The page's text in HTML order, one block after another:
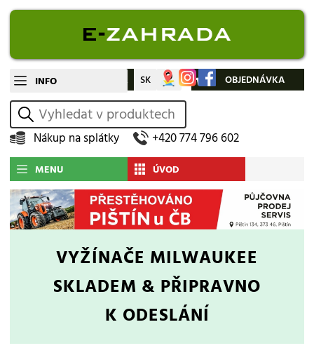
INFO CZ SK Můj účet OBJEDNÁVKA
vyhledat
Nákup na splátky +420 774 796 602
MENU ÚVOD
VYŽÍNAČE MILWAUKEE
SKLADEM & PŘIPRAVNO
K ODESLÁNÍ